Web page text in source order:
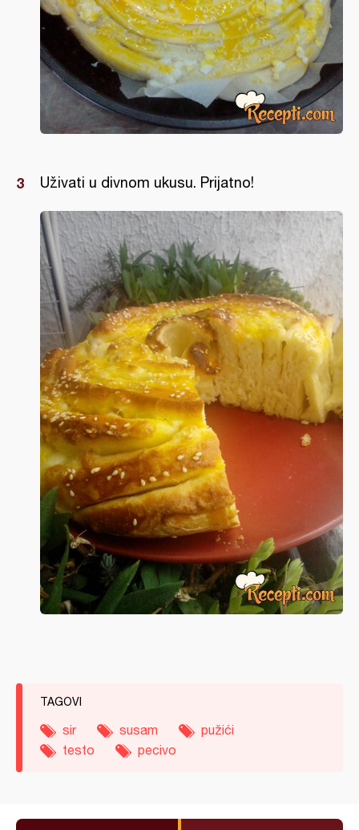
Uživati u divnom ukusu. Prijatno!
TAGOVI
sir susam
pužići
testo
pecivo